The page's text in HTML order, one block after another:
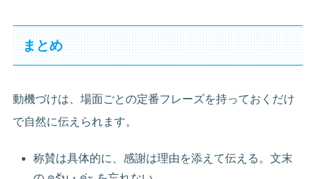
まとめ
動機づけは、場面ごとの定番フレーズを持っておくだけ
で自然に伝えられます。
称賛は具体的に、感謝は理由を添えて伝える。文末